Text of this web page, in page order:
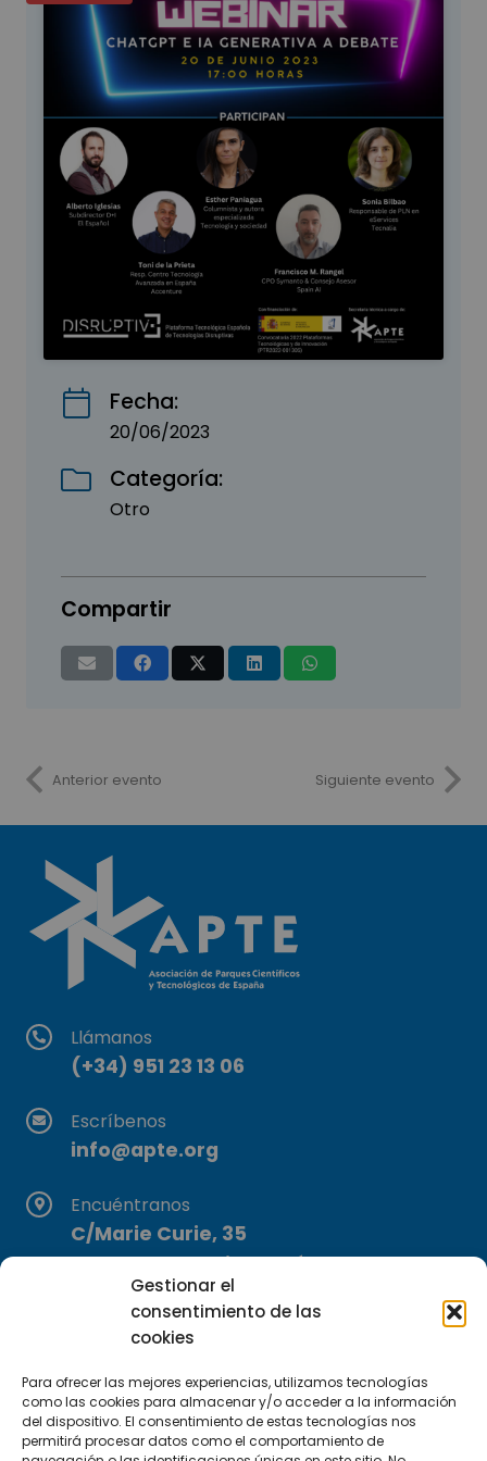
Gestionar el
consentimiento de las
cookies
Para ofrecer las mejores experiencias, utilizamos tecnologías
como las cookies para almacenar y/o acceder a la información
del dispositivo. El consentimiento de estas tecnologías nos
permitirá procesar datos como el comportamiento de
Fecha:
20/06/2023
Categoría:
Otro
Compartir
Anterior evento Siguiente evento
Llámanos
(+34) 951 23 13 06
Escríbenos
info@apte.org
Encuéntranos
C/Marie Curie, 35
29590 Campanillas, Málaga
Suscríbete a nuestra Newsletter